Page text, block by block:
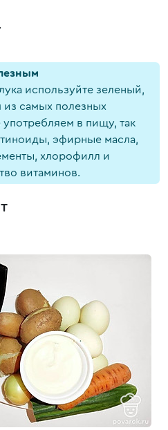
используйте зеленый,
из самых полезных
в пищу, так
эфирные масла,
хлорофилл и
витаминов.